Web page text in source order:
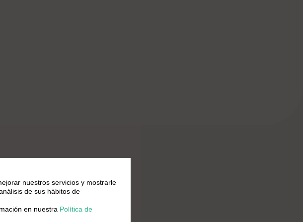
soja
nuestros servicios y mostrarle
de sus hábitos de
en nuestra Política de